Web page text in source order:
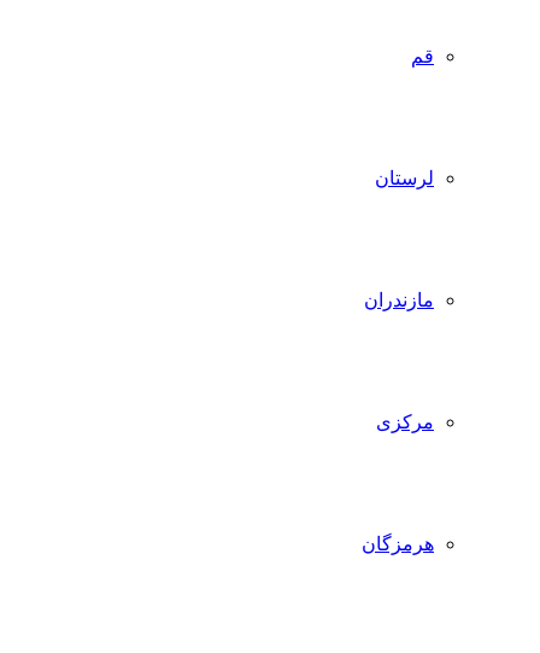
قم
لرستان
مازندران
مرکزی
هرمزگان